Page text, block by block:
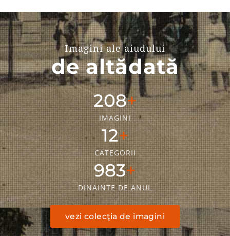
Imagini ale aiudului
de altădată
304
IMAGINI
18
CATEGORII
1436
DINAINTE DE ANUL
vezi colecţia de imagini